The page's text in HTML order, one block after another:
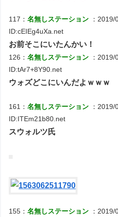
117：名無しステーション
：
ID:cEIEg4uXa.net
お前そこにいたんかい！
126：名無しステーション
：
ID:tAr7+8Y90.net
ウォズどこにいんだよｗｗｗ
161：名無しステーション
：
ID:ITEm21b80.net
スウォルツ氏
155：名無しステーション
：